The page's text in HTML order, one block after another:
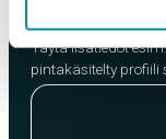
Täytä lisätiedot
pintakäsitelty profiili